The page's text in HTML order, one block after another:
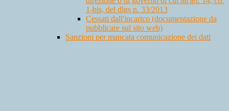
1-bis, del dlgs n. 33/2013
Cessati dall'incarico (documentazione da
pubblicare sul sito web)
Sanzioni per mancata comunicazione dei dati